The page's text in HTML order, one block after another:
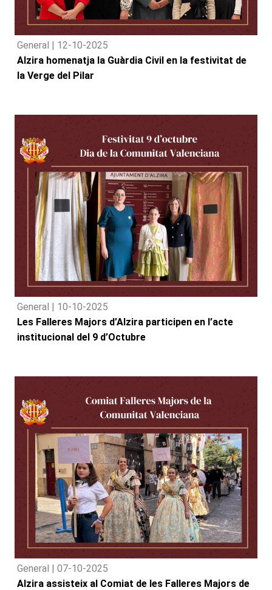
General | 12-10-2025
Alzira homenatja la Guàrdia Civil en la festivitat de
la Verge del Pilar
General | 10-10-2025
Les Falleres Majors d’Alzira participen en l’acte
institucional del 9 d’Octubre
General | 07-10-2025
Alzira assisteix al Comiat de les Falleres Majors de